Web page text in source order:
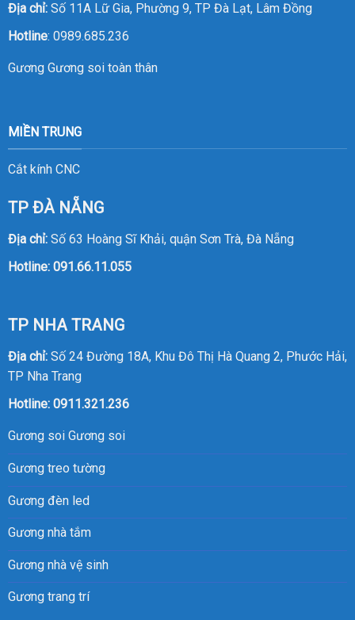
Địa chỉ:Số 11A Lữ Gia, Phường 9, TP Đà Lạt, Lâm Đồng
Hotline: 0989.685.236
Gương Gương soi toàn thân
MIỀN TRUNG
Cắt kính CNC
TP ĐÀ NẴNG
Địa chỉ:Số 63 Hoàng Sĩ Khải, quận Sơn Trà, Đà Nẵng
Hotline: 091.66.11.055
TP NHA TRANG
Địa chỉ:Số 24 Đường 18A, Khu Đô Thị Hà Quang 2, Phước Hải,
TP Nha Trang
Hotline: 0911.321.236
Gương soi Gương soi
Gương treo tường
Gương đèn led
Gương nhà tắm
Gương nhà vệ sinh
Gương trang trí